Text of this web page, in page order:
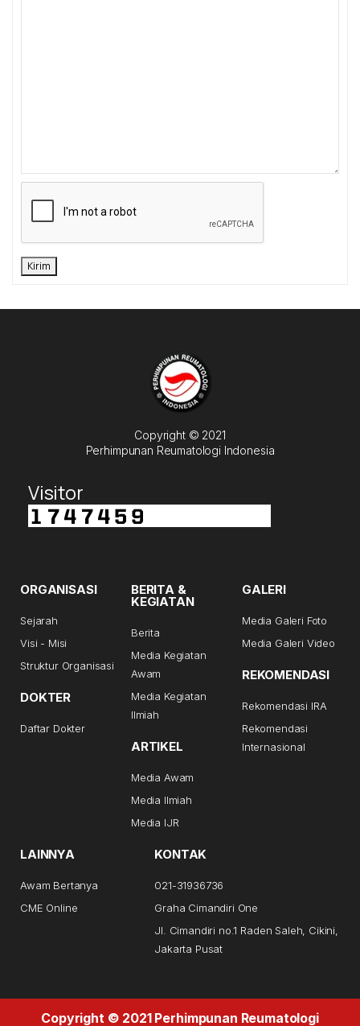
Kirim
Copyright © 2021
Perhimpunan Reumatologi Indonesia
Visitor
ORGANISASI
Sejarah
Visi - Misi
Struktur Organisasi
DOKTER
Daftar Dokter
BERITA &
KEGIATAN
Berita
Media Kegiatan
Awam
Media Kegiatan
Ilmiah
ARTIKEL
Media Awam
Media Ilmiah
Media IJR
GALERI
Media Galeri Foto
Media Galeri Video
REKOMENDASI
Rekomendasi IRA
Rekomendasi
Internasional
LAINNYA
Awam Bertanya
CME Online
KONTAK
021-31936736
Graha Cimandiri One
Jl. Cimandiri no.1 Raden Saleh, Cikini,
Jakarta Pusat
Copyright © 2021 Perhimpunan Reumatologi